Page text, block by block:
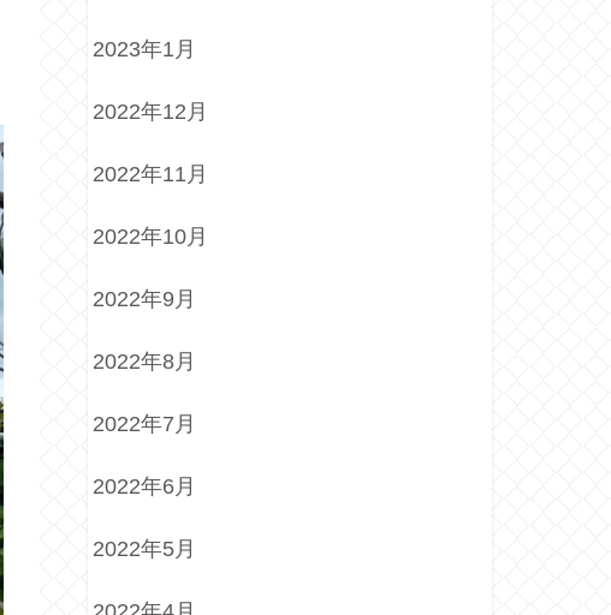
2023年1月
2022年12月
2022年11月
2022年10月
2022年9月
2022年8月
2022年7月
2022年6月
2022年5月